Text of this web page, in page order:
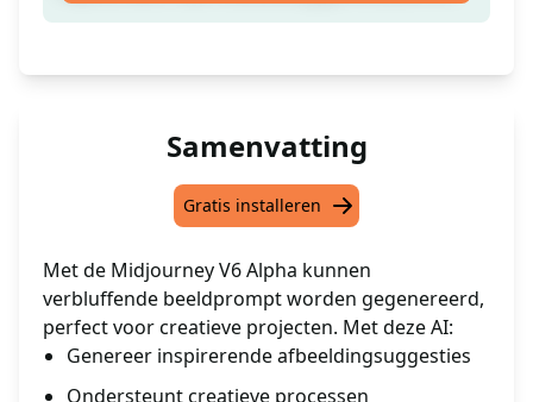
Samenvatting
Gratis installeren
Met de Midjourney V6 Alpha kunnen
verbluffende beeldprompt worden gegenereerd,
perfect voor creatieve projecten. Met deze AI:
Genereer inspirerende afbeeldingsuggesties
Ondersteunt creatieve processen